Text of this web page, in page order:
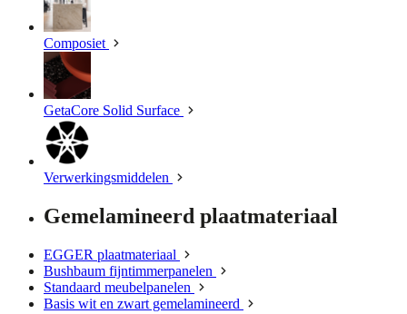
Composiet
GetaCore Solid Surface
Verwerkingsmiddelen
Gemelamineerd plaatmateriaal
EGGER plaatmateriaal
Bushbaum fijntimmerpanelen
Standaard meubelpanelen
Basis wit en zwart gemelamineerd